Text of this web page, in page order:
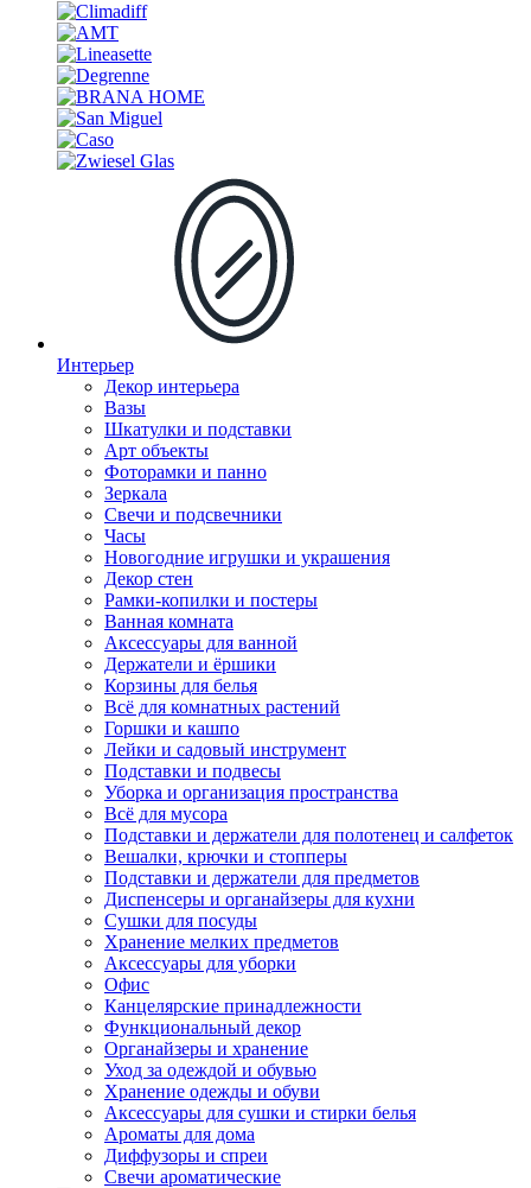
Интерьер
Декор интерьера
Вазы
Шкатулки и подставки
Арт объекты
Фоторамки и панно
Зеркала
Свечи и подсвечники
Часы
Новогодние игрушки и украшения
Декор стен
Рамки-копилки и постеры
Ванная комната
Аксессуары для ванной
Держатели и ёршики
Корзины для белья
Всё для комнатных растений
Горшки и кашпо
Лейки и садовый инструмент
Подставки и подвесы
Уборка и организация пространства
Всё для мусора
Подставки и держатели для полотенец и салфеток
Вешалки, крючки и стопперы
Подставки и держатели для предметов
Диспенсеры и органайзеры для кухни
Сушки для посуды
Хранение мелких предметов
Аксессуары для уборки
Офис
Канцелярские принадлежности
Функциональный декор
Органайзеры и хранение
Уход за одеждой и обувью
Хранение одежды и обуви
Аксессуары для сушки и стирки белья
Ароматы для дома
Диффузоры и спреи
Свечи ароматические